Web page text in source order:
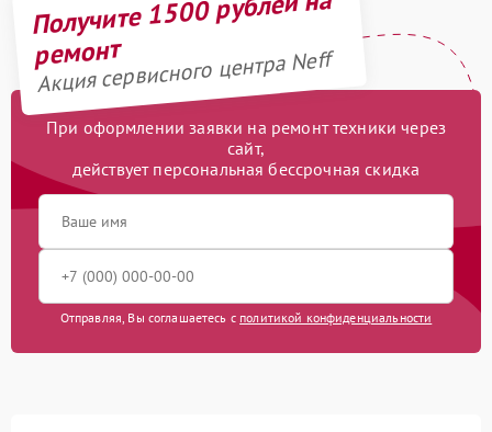
ремонт
Акция сервисного центра Neff
При оформлении заявки на ремонт техники через
сайт,
действует персональная бессрочная скидка
Отправляя, Вы соглашаетесь с политикой конфиденциальности